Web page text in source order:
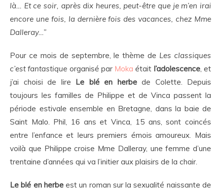
là… Et ce soir, après dix heures, peut-être que je m’en irai
encore une fois, la dernière fois des vacances, chez Mme
Dalleray…”
Pour ce mois de septembre, le thème de Les classiques
c’est fantastique organisé par Moka était l’adolescence, et
j’ai choisi de lire Le blé en herbede Colette. Depuis
toujours les familles de Philippe et de Vinca passent la
période estivale ensemble en Bretagne, dans la baie de
Saint Malo. Phil, 16 ans et Vinca, 15 ans, sont coincés
entre l’enfance et leurs premiers émois amoureux. Mais
voilà que Philippe croise Mme Dalleray, une femme d’une
trentaine d’années qui va l’initier aux plaisirs de la chair.
Le blé en herbeest un roman sur la sexualité naissante de